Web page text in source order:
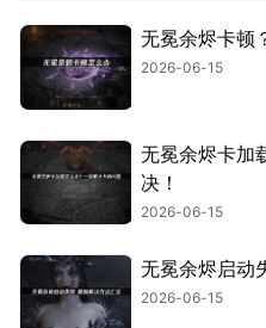
无冕余烬卡顿
2026-06-15
无冕余烬卡加
决！
2026-06-15
无冕余烬启动
2026-06-15